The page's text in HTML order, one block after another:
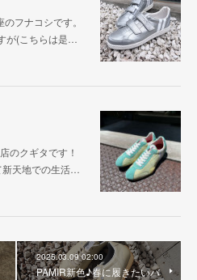
フナコシです。
が(こちらは是…
のクギタです！
新天地での生活…
2025.03.09 02:00
PAMIR新色♪春に履きたいバ